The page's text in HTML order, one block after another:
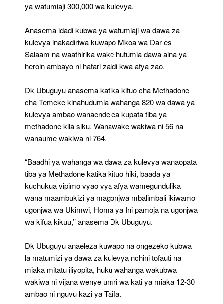
ya watumiaji 300,000 wa kulevya.
Anasema idadi kubwa ya watumiaji wa dawa za
kulevya inakadiriwa kuwapo Mkoa wa Dar es
Salaam na waathirika wake hutumia dawa aina ya
heroin ambayo ni hatari zaidi kwa afya zao.
Dk Ubuguyu anasema katika kituo cha Methadone
cha Temeke kinahudumia wahanga 820 wa dawa ya
kulevya ambao wanaendelea kupata tiba ya
methadone kila siku. Wanawake wakiwa ni 56 na
wanaume wakiwa ni 764.
“Baadhi ya wahanga wa dawa za kulevya wanaopata
tiba ya Methadone katika kituo hiki, baada ya
kuchukua vipimo vyao vya afya wamegundulika
wana maambukizi ya magonjwa mbalimbali ikiwamo
ugonjwa wa Ukimwi, Homa ya Ini pamoja na ugonjwa
wa kifua kikuu,’’ anasema Dk Ubuguyu.
Dk Ubuguyu anaeleza kuwapo na ongezeko kubwa
la matumizi ya dawa za kulevya nchini tofauti na
miaka mitatu iliyopita, huku wahanga wakubwa
wakiwa ni vijana wenye umri wa kati ya miaka 12-30
ambao ni nguvu kazi ya Taifa.